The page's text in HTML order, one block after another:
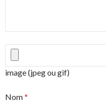
image (jpeg ou gif)
Nom*